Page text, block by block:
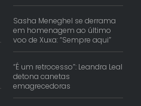
Sasha Meneghel se derrama
em homenagem ao último
voo de Xuxa: “Sempre aqui”
“É um retrocesso”: Leandra Leal
detona canetas
emagrecedoras